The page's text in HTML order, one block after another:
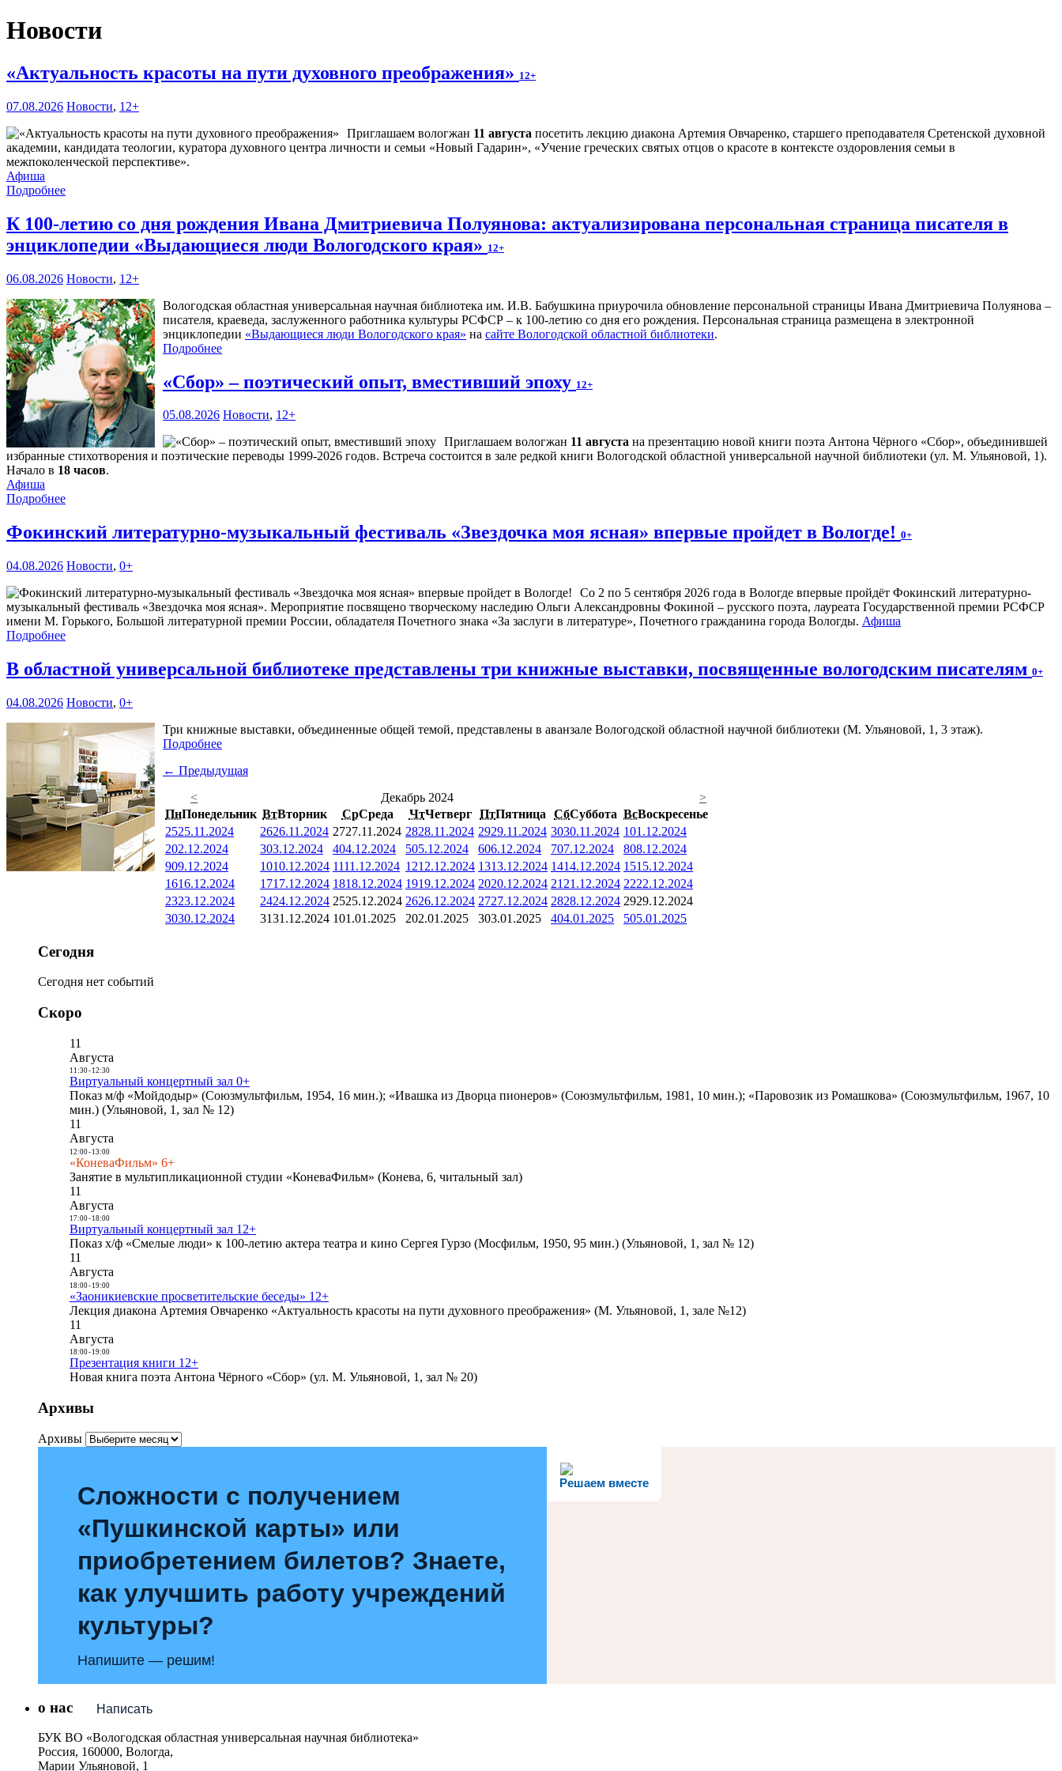
Новости
«Актуальность красоты на пути духовного преображения» 12+
07.08.2026 Новости, 12+
Приглашаем вологжан 11 августа посетить лекцию диакона Артемия Овчаренко, старшего преподавателя Сретенской духовной
академии, кандидата теологии, куратора духовного центра личности и семьи «Новый Гадарин», «Учение греческих святых отцов о красоте в контексте оздоровления семьи в
межпоколенческой перспективе».
Афиша
Подробнее
К 100-летию со дня рождения Ивана Дмитриевича Полуянова: актуализирована персональная страница писателя в
энциклопедии «Выдающиеся люди Вологодского края» 12+
06.08.2026 Новости, 12+
Вологодская областная универсальная научная библиотека им. И.В. Бабушкина приурочила обновление персональной страницы Ивана Дмитриевича Полуянова –
писателя, краеведа, заслуженного работника культуры РСФСР – к 100‑летию со дня его рождения. Персональная страница размещена в электронной
энциклопедии «Выдающиеся люди Вологодского края» на сайте Вологодской областной библиотеки.
Подробнее
«Сбор» – поэтический опыт, вместивший эпоху 12+
05.08.2026 Новости, 12+
Приглашаем вологжан 11 августа на презентацию новой книги поэта Антона Чёрного «Сбор», объединившей
избранные стихотворения и поэтические переводы 1999-2026 годов. Встреча состоится в зале редкой книги Вологодской областной универсальной научной библиотеки (ул. М. Ульяновой, 1).
Начало в 18 часов.
Афиша
Подробнее
Фокинский литературно-музыкальный фестиваль «Звездочка моя ясная» впервые пройдет в Вологде! 0+
04.08.2026 Новости, 0+
Со 2 по 5 сентября 2026 года в Вологде впервые пройдёт Фокинский литературно-
музыкальный фестиваль «Звездочка моя ясная». Мероприятие посвящено творческому наследию Ольги Александровны Фокиной – русского поэта, лауреата Государственной премии РСФСР
имени М. Горького, Большой литературной премии России, обладателя Почетного знака «За заслуги в литературе», Почетного гражданина города Вологды. Афиша
Подробнее
В областной универсальной библиотеке представлены три книжные выставки, посвященные вологодским писателям 0+
04.08.2026 Новости, 0+
Три книжные выставки, объединенные общей темой, представлены в аванзале Вологодской областной научной библиотеки (М. Ульяновой, 1, 3 этаж).
Подробнее
← Предыдущая
<
Декабрь 2024
>
ПнПонедельник ВтВторник СрСреда ЧтЧетверг ПтПятница СбСуббота ВсВоскресенье
2525.11.2024 2626.11.2024 2727.11.2024 2828.11.2024 2929.11.2024 3030.11.2024 101.12.2024
202.12.2024 303.12.2024 404.12.2024 505.12.2024 606.12.2024 707.12.2024 808.12.2024
909.12.2024 1010.12.2024 1111.12.2024 1212.12.2024 1313.12.2024 1414.12.2024 1515.12.2024
1616.12.2024 1717.12.2024 1818.12.2024 1919.12.2024 2020.12.2024 21 21.12.2024 2222.12.2024
2323.12.2024 2424.12.2024 2525.12.2024 2626.12.2024 2727.12.2024 2828.12.2024 2929.12.2024
3030.12.2024 3131.12.2024 101.01.2025 202.01.2025 303.01.2025 404.01.2025 505.01.2025
Сегодня
Сегодня нет событий
Скоро
11
Августа
11:30- 12:30
Виртуальный концертный зал 0+
Показ м/ф «Мойдодыр» (Союзмультфильм, 1954, 16 мин.); «Ивашка из Дворца пионеров» (Союзмультфильм, 1981, 10 мин.); «Паровозик из Ромашкова» (Союзмультфильм, 1967, 10
мин.) (Ульяновой, 1, зал № 12)
11
Августа
12:00- 13:00
«КоневаФильм» 6+
Занятие в мультипликационной студии «КоневаФильм» (Конева, 6, читальный зал)
11
Августа
17:00- 18:00
Виртуальный концертный зал 12+
Показ х/ф «Смелые люди» к 100-летию актера театра и кино Сергея Гурзо (Мосфильм, 1950, 95 мин.) (Ульяновой, 1, зал № 12)
11
Августа
18:00- 19:00
«Заоникиевские просветительские беседы» 12+
Лекция диакона Артемия Овчаренко «Актуальность красоты на пути духовного преображения» (М. Ульяновой, 1, зале №12)
11
Августа
18:00- 19:00
Презентация книги 12+
Новая книга поэта Антона Чёрного «Сбор» (ул. М. Ульяновой, 1, зал № 20)
Архивы
Архивы
Решаем вместе
Сложности с получением
«Пушкинской карты» или
приобретением билетов? Знаете,
как улучшить работу учреждений
культуры?
Напишите — решим!
Написать
о нас
БУК ВО «Вологодская областная универсальная научная библиотека»
Россия, 160000, Вологда,
Марии Ульяновой, 1